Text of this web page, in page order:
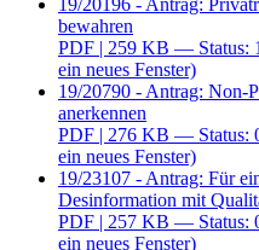
19/20196 - Antrag:
bewahren
PDF | 259 KB — Status:
ein neues Fenster)
19/20790 - Antrag: Non-
anerkennen
PDF | 276 KB — Status:
ein neues Fenster)
19/23107 - Antrag: Für
Desinformation mit
PDF | 257 KB — Status:
ein neues Fenster)